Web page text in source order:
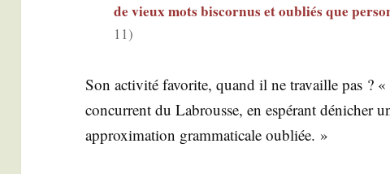
de vieux mots bis­cor­nus et oubliés que
11)
Son acti­vi­té favo­rite, quand il ne tra­vaille pas ?
concur­rent du Labrousse, en espé­rant déni­cher
approxi­ma­tion gram­ma­ti­cale oubliée. »